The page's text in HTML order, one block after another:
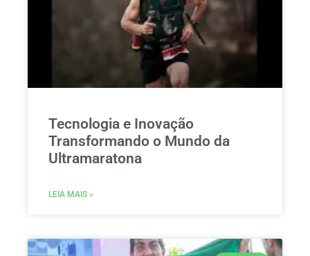
Tecnologia e Inovação
Transformando o Mundo da
Ultramaratona
LEIA MAIS »